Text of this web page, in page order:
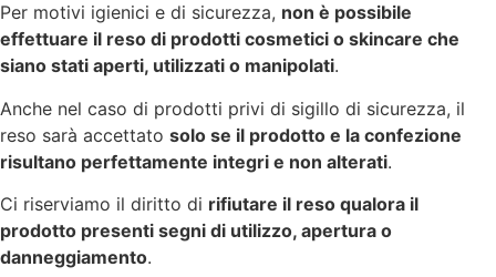
Per motivi igienici e di sicurezza, non è possibile
effettuare il reso di prodotti cosmetici o skincare che
siano stati aperti, utilizzati o manipolati.
Anche nel caso di prodotti privi di sigillo di sicurezza, il
reso sarà accettato solo se il prodotto e la confezione
risultano perfettamente integri e non alterati.
Ci riserviamo il diritto di rifiutare il reso qualora il
prodotto presenti segni di utilizzo, apertura o
danneggiamento.